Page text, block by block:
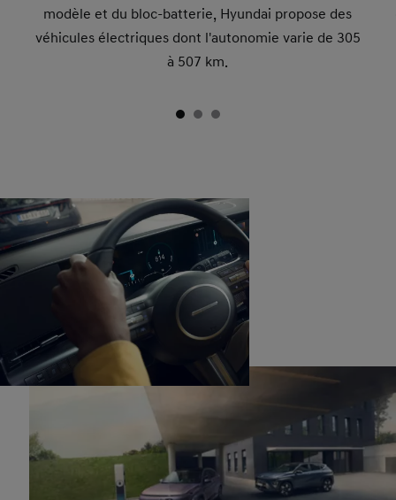
modèle et du bloc-batterie, Hyundai propose des
véhicules électriques dont l'autonomie varie de 305
à 507 km.